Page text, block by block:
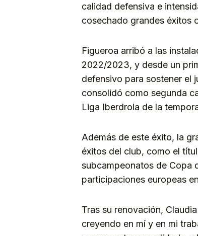
calidad defensiva e
cosechado grandes éxitos
Figueroa arribó a las
2022/2023, y desde un
defensivo para sostener el
consolidó como segunda
Liga Iberdrola de la
Además de este éxito, la
éxitos del club, como el
subcampeonatos de Copa
participaciones europeas
Tras su renovación,
creyendo en mí y en mi